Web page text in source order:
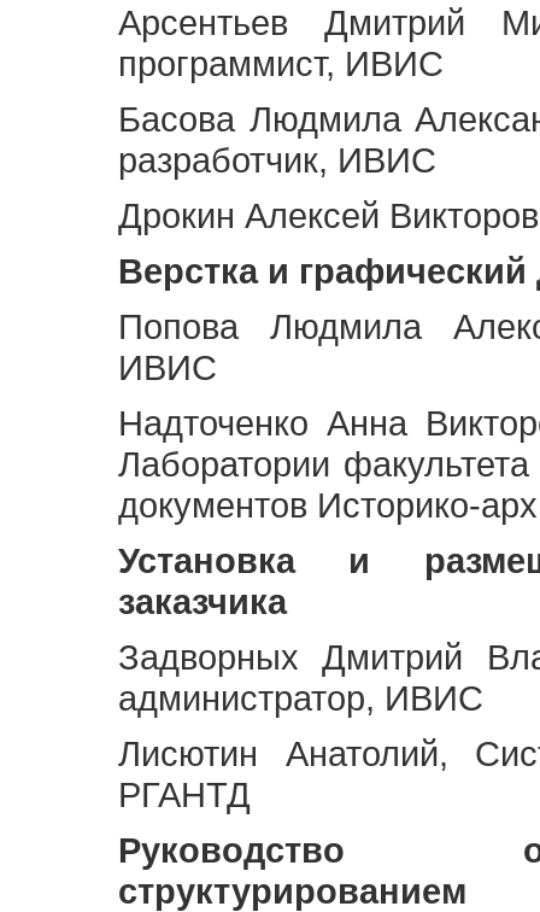
Арсентьев Дмитрий
программист, ИВИС
Басова Людмила
разработчик, ИВИС
Дрокин Алексей
Верстка и графический
Попова Людмила
ИВИС
Надточенко Анна
Лаборатории
документов Историко-
Установка и
заказчика
Задворных Дмитрий
администратор, ИВИС
Лисютин Анатолий,
РГАНТД
Руководство
структурированием